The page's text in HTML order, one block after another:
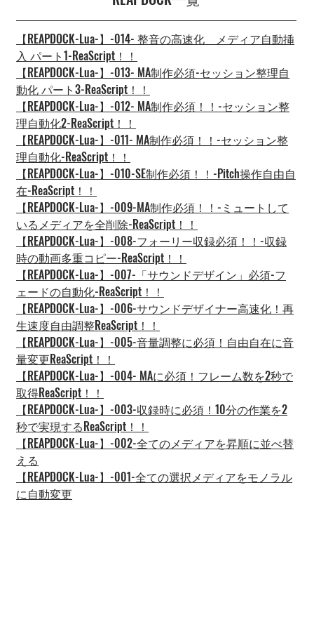
【REAPDOCK-Lua-】-014- 整音の高速化　メディア自動挿
入 パート1-ReaScript！！
【REAPDOCK-Lua-】-013- MA制作必須-セッション整理自
動化 パート3-ReaScript！！
【REAPDOCK-Lua-】-012- MA制作必須！！-セッション整
理自動化2-ReaScript！！
【REAPDOCK-Lua-】-011- MA制作必須！！-セッション整
理自動化-ReaScript！！
【REAPDOCK-Lua-】-010-SE制作必須！！-Pitch操作自由自
在-ReaScript！！
【REAPDOCK-Lua-】-009-MA制作必須！！-ミュートして
いるメディアを全削除-ReaScript！！
【REAPDOCK-Lua-】-008-フォーリー収録必須！！-収録
時の動画多重コピー-ReaScript！！
【REAPDOCK-Lua-】-007-「サウンドデザイン」必須-フ
ェードの自動化-ReaScript！！
【REAPDOCK-Lua-】-006-サウンドデザイナー高速化！再
生速度自由調整ReaScript！！
【REAPDOCK-Lua-】-005-音量調整に必須！自由自在に音
量変更ReaScript！！
【REAPDOCK-Lua-】-004- MAに必須！フレーム数を2秒で
取得ReaScript！！
【REAPDOCK-Lua-】-003-収録時に必須！10分の作業を2
秒で実現するReaScript！！
【REAPDOCK-Lua-】-002-全てのメディアを昇順に並べ替
える
【REAPDOCK-Lua-】-001-全ての選択メディアをモノラル
に自動変更